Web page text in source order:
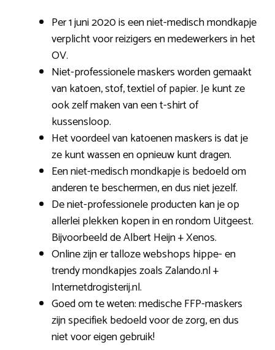
Per 1 juni 2020 is een niet-medisch mondkapje
verplicht voor reizigers en medewerkers in het
OV.
Niet-professionele maskers worden gemaakt
van katoen, stof, textiel of papier. Je kunt ze
ook zelf maken van een t-shirt of
kussensloop.
Het voordeel van katoenen maskers is dat je
ze kunt wassen en opnieuw kunt dragen.
Een niet-medisch mondkapje is bedoeld om
anderen te beschermen, en dus niet jezelf.
De niet-professionele producten kan je op
allerlei plekken kopen in en rondom Uitgeest.
Bijvoorbeeld de Albert Heijn + Xenos.
Online zijn er talloze webshops hippe- en
trendy mondkapjes zoals Zalando.nl +
Internetdrogisterij.nl.
Goed om te weten: medische FFP-maskers
zijn specifiek bedoeld voor de zorg, en dus
niet voor eigen gebruik!